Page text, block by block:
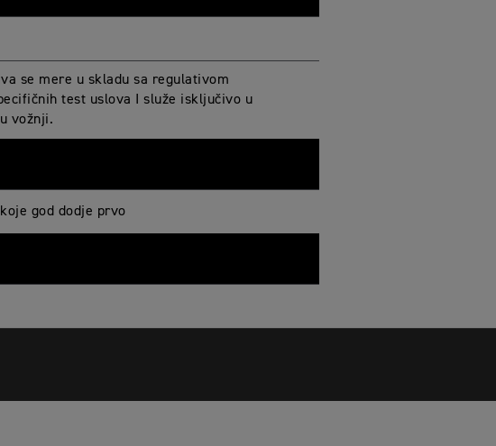
se mere u skladu sa regulativom
test uslova I služe isključivo u
vožnji.
god dodje prvo